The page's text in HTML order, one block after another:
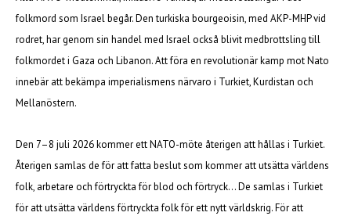
folkmord som Israel begår. Den turkiska bourgeoisin, med AKP-MHP vid
rodret, har genom sin handel med Israel också blivit medbrottsling till
folkmordet i Gaza och Libanon. Att föra en revolutionär kamp mot Nato
innebär att bekämpa imperialismens närvaro i Turkiet, Kurdistan och
Mellanöstern.
Den 7–8 juli 2026 kommer ett NATO-möte återigen att hållas i Turkiet.
Återigen samlas de för att fatta beslut som kommer att utsätta världens
folk, arbetare och förtryckta för blod och förtryck… De samlas i Turkiet
för att utsätta världens förtryckta folk för ett nytt världskrig. För att